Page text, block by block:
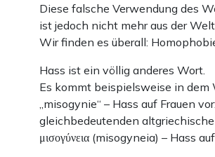
Diese falsche Verwendung des
ist jedoch nicht mehr aus der
Wir finden es überall:
Hass ist ein völlig anderes Wort.
Es kommt beispielsweise in dem
„misogynie“ – Hass auf Frauen
gleichbedeutenden
μισογύνεια (misogyneia) – Hass